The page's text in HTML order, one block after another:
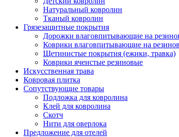
Натуральный ковролин
Тканый ковролин
Грязезащитные покрытия
Дорожки влаговпитывающие на
Коврики влаговпитывающие на
Щетинистые покрытия (ежики, травка)
Коврики ячеистые резиновые
Искусственная трава
Ковровая плитка
Сопутствующие товары
Подложка для ковролина
Клей для ковролина
Скотч
Нити для оверлока
Предложение для отелей